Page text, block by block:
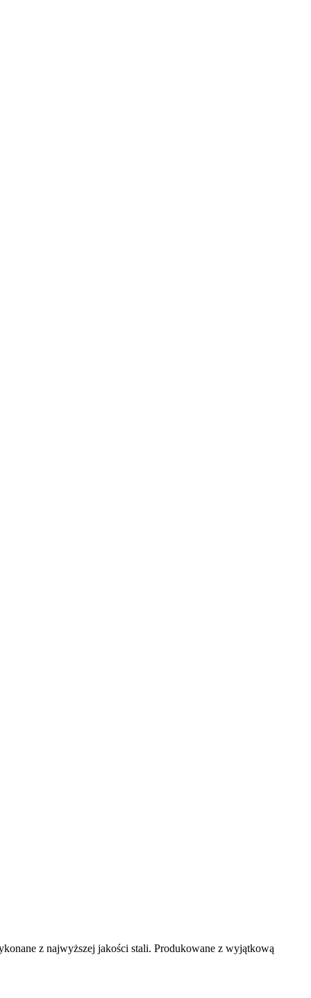
z najwyższej jakości stali. Produkowane z wyjątkową